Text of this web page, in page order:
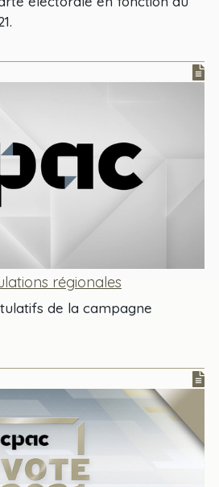
régionales
de la campagne